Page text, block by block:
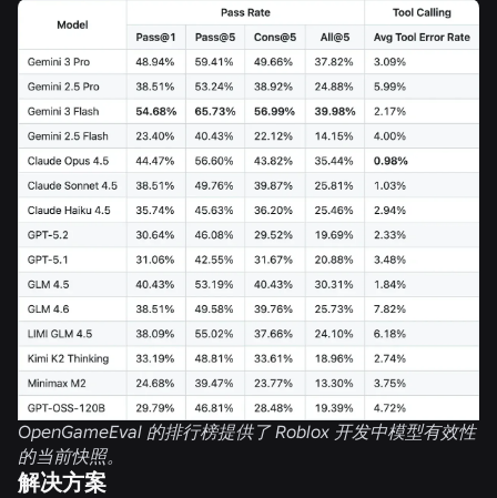
OpenGameEval 的排行榜提供了 Roblox 开发中模型有效性
的当前快照。
解决方案